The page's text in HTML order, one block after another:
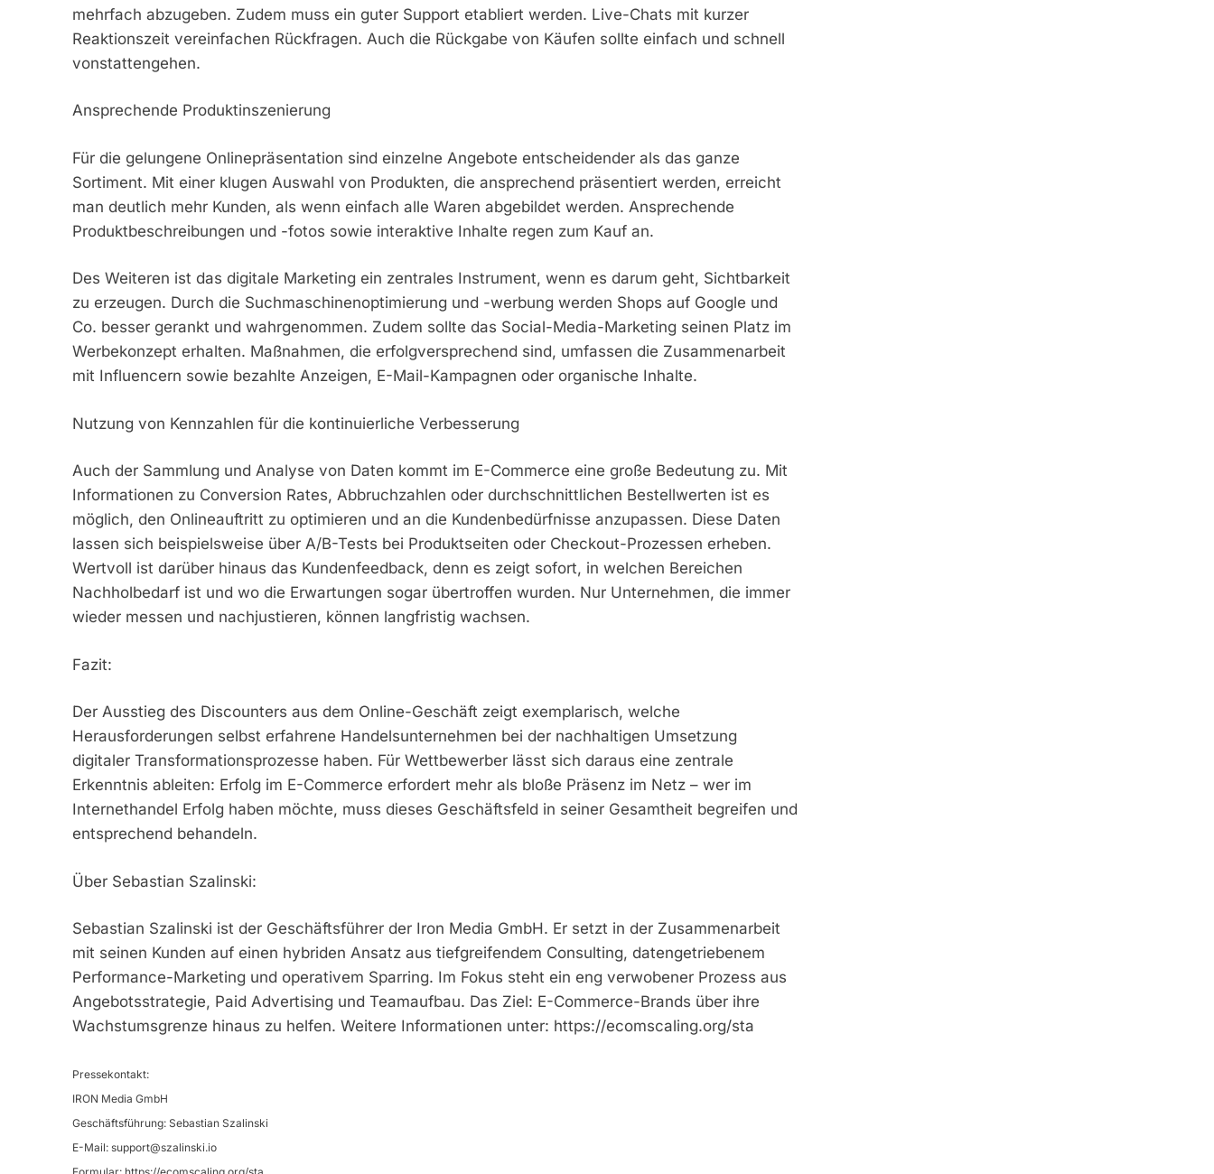
mehrfach abzugeben. Zudem muss ein guter Support etabliert werden. Live-Chats mit kurzer
Reaktionszeit vereinfachen Rückfragen. Auch die Rückgabe von Käufen sollte einfach und schnell
vonstattengehen.
Ansprechende Produktinszenierung
Für die gelungene Onlinepräsentation sind einzelne Angebote entscheidender als das ganze
Sortiment. Mit einer klugen Auswahl von Produkten, die ansprechend präsentiert werden, erreicht
man deutlich mehr Kunden, als wenn einfach alle Waren abgebildet werden. Ansprechende
Produktbeschreibungen und -fotos sowie interaktive Inhalte regen zum Kauf an.
Des Weiteren ist das digitale Marketing ein zentrales Instrument, wenn es darum geht, Sichtbarkeit
zu erzeugen. Durch die Suchmaschinenoptimierung und -werbung werden Shops auf Google und
Co. besser gerankt und wahrgenommen. Zudem sollte das Social-Media-Marketing seinen Platz im
Werbekonzept erhalten. Maßnahmen, die erfolgversprechend sind, umfassen die Zusammenarbeit
mit Influencern sowie bezahlte Anzeigen, E-Mail-Kampagnen oder organische Inhalte.
Nutzung von Kennzahlen für die kontinuierliche Verbesserung
Auch der Sammlung und Analyse von Daten kommt im E-Commerce eine große Bedeutung zu. Mit
Informationen zu Conversion Rates, Abbruchzahlen oder durchschnittlichen Bestellwerten ist es
möglich, den Onlineauftritt zu optimieren und an die Kundenbedürfnisse anzupassen. Diese Daten
lassen sich beispielsweise über A/B-Tests bei Produktseiten oder Checkout-Prozessen erheben.
Wertvoll ist darüber hinaus das Kundenfeedback, denn es zeigt sofort, in welchen Bereichen
Nachholbedarf ist und wo die Erwartungen sogar übertroffen wurden. Nur Unternehmen, die immer
wieder messen und nachjustieren, können langfristig wachsen.
Fazit:
Der Ausstieg des Discounters aus dem Online-Geschäft zeigt exemplarisch, welche
Herausforderungen selbst erfahrene Handelsunternehmen bei der nachhaltigen Umsetzung
digitaler Transformationsprozesse haben. Für Wettbewerber lässt sich daraus eine zentrale
Erkenntnis ableiten: Erfolg im E-Commerce erfordert mehr als bloße Präsenz im Netz – wer im
Internethandel Erfolg haben möchte, muss dieses Geschäftsfeld in seiner Gesamtheit begreifen und
entsprechend behandeln.
Über Sebastian Szalinski:
Sebastian Szalinski ist der Geschäftsführer der Iron Media GmbH. Er setzt in der Zusammenarbeit
mit seinen Kunden auf einen hybriden Ansatz aus tiefgreifendem Consulting, datengetriebenem
Performance-Marketing und operativem Sparring. Im Fokus steht ein eng verwobener Prozess aus
Angebotsstrategie, Paid Advertising und Teamaufbau. Das Ziel: E-Commerce-Brands über ihre
Wachstumsgrenze hinaus zu helfen. Weitere Informationen unter: https://ecomscaling.org/sta
Pressekontakt:
IRON Media GmbH
Geschäftsführung: Sebastian Szalinski
E-Mail: support@szalinski.io